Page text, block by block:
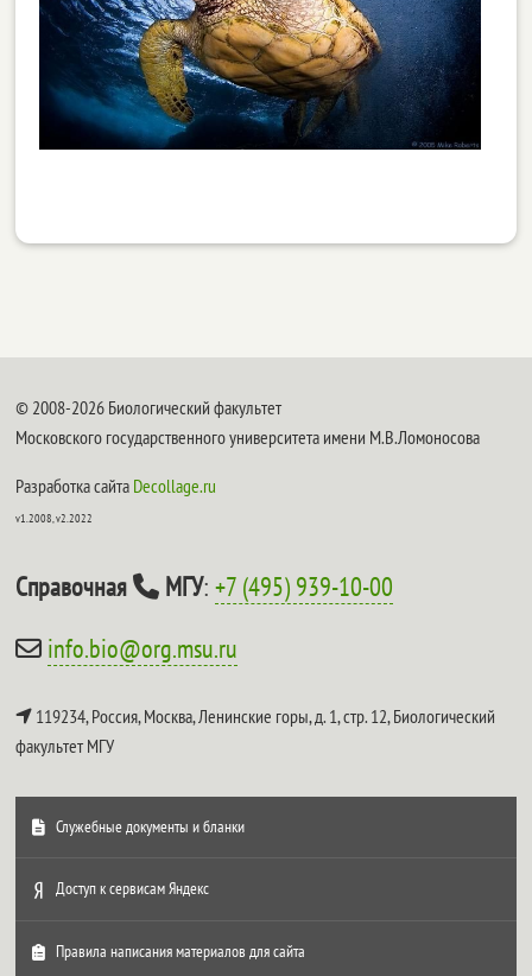
© 2008-2026 Биологический факультет
Московского государственного университета имени М.В.Ломоносова
Разработка сайта Decollage.ru
v1.2008, v2.2022
Справочная МГУ:+7 (495) 939-10-00
info.bio@org.msu.ru
119234, Россия, Москва, Ленинские горы, д. 1, стр. 12,Биологический
факультет МГУ
Служебные документы и бланки
Доступ к сервисам Яндекс
Правила написания материалов для сайта